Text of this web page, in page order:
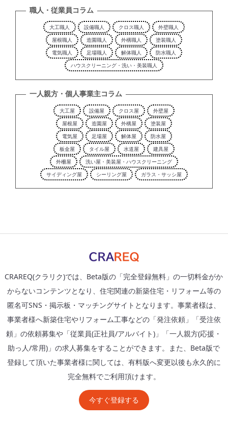
職人・従業員コラム
大工職人 設備職人 クロス職人
外壁職人
屋根職人
造園職人 外構職人
塗装職人
電気職人
足場職人 解体職人
防水職人
ハウスクリーニング・洗い・美装職人
一人親方・個人事業主コラム
大工屋 設備屋 クロス屋
外壁屋
屋根屋
造園屋 外構屋
塗装屋
電気屋
足場屋 解体屋
防水屋
板金屋
タイル屋 水道屋
建具屋
外柵屋
洗い屋・美装屋・ハウスクリーニング
サイディング屋
シーリング屋 ガラス・サッシ屋
CRAREQ(クラリク)では、Beta版の「完全登録無料」の一切料金がか
からないコンテンツとなり、住宅関連の新築住宅・リフォーム等の
匿名可SNS・掲示板・マッチングサイトとなります。事業者様は、
事業者様へ新築住宅やリフォーム工事などの「発注依頼」「受注依
頼」の依頼募集や「従業員(正社員/アルバイト)」「一人親方(応援・
助っ人/常用)」の求人募集をすることができます。また、Beta版で
登録して頂いた事業者様に関しては、有料版へ変更以後も永久的に
完全無料でご利用頂けます。
今すぐ登録する